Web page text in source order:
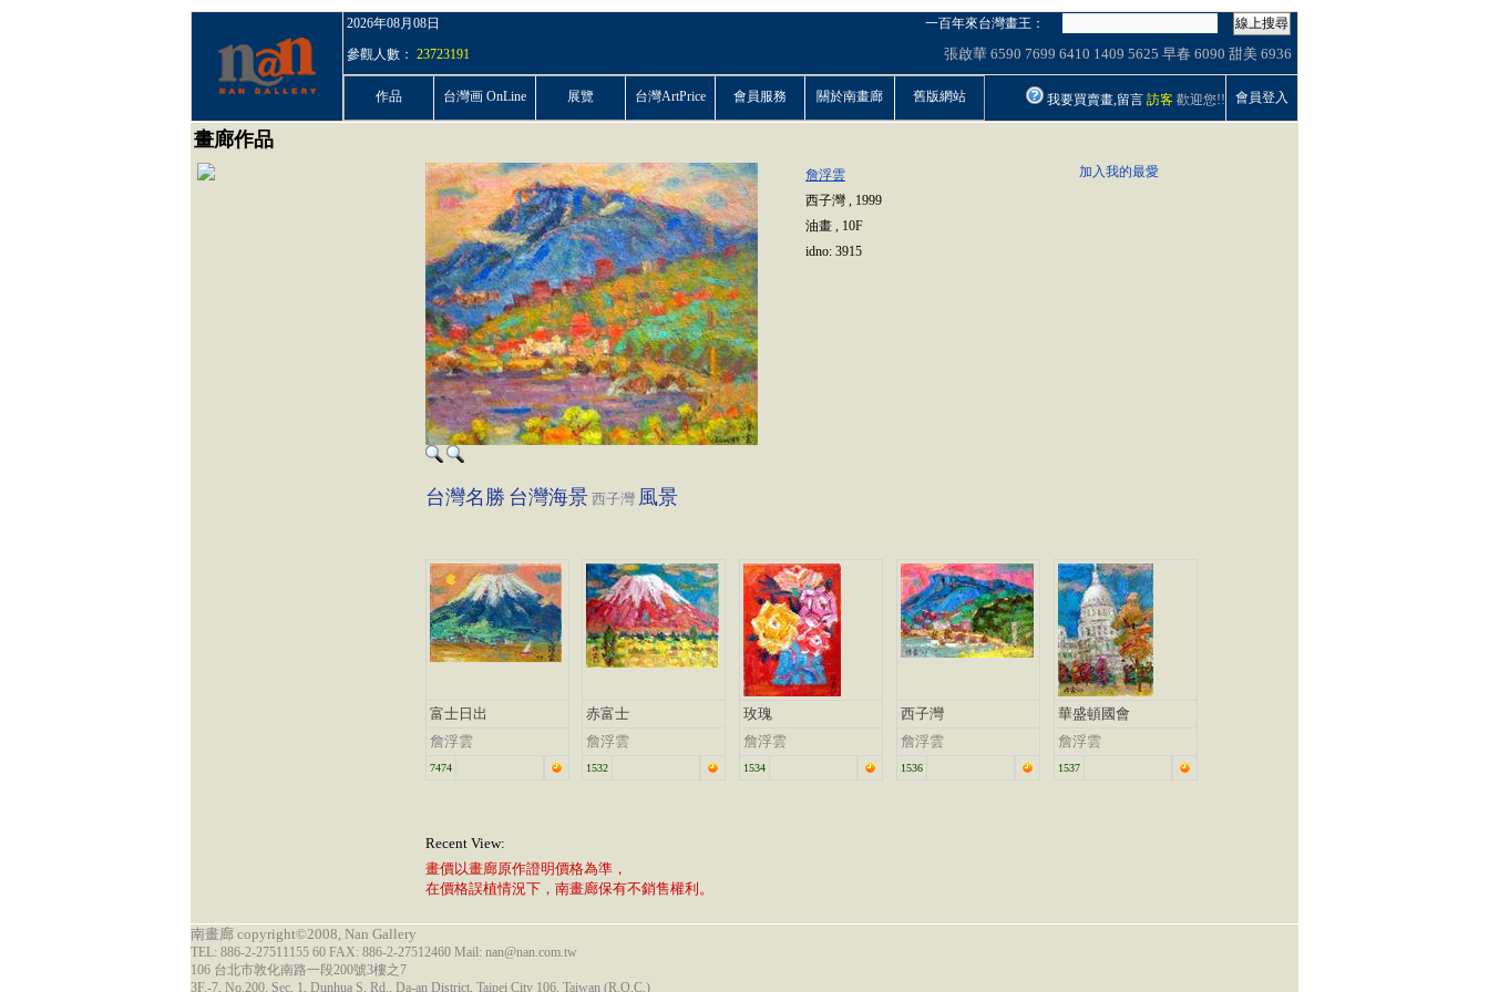
2026年08月08日 一百年來台灣畫王：
線上搜尋
參觀人數： 23723191 張啟華 6590 7699 6410 1409 5625 早春 6090 甜美 6936
作品 台灣画 OnLine 展覽 台灣ArtPrice 會員服務 關於南畫廊 舊版網站 我要買賣畫,留言 訪客 歡迎您!! 會員登入
畫廊作品
詹浮雲
西子灣 , 1999
油畫 , 10F
idno: 3915
加入我的最愛
台灣名勝 台灣海景 西子灣 風景
富士日出
詹浮雲
7474
赤富士
詹浮雲
1532
玫瑰
詹浮雲
1534
西子灣
詹浮雲
1536
華盛頓國會
詹浮雲
1537
Recent View:
畫價以畫廊原作證明價格為準，
在價格誤植情況下，南畫廊保有不銷售權利。
南畫廊 copyright©2008, Nan Gallery
TEL: 886-2-27511155 60 FAX: 886-2-27512460 Mail: nan@nan.com.tw
106 台北市敦化南路一段200號3樓之7
3F.-7, No.200, Sec. 1, Dunhua S. Rd., Da-an District, Taipei City 106, Taiwan (R.O.C.)